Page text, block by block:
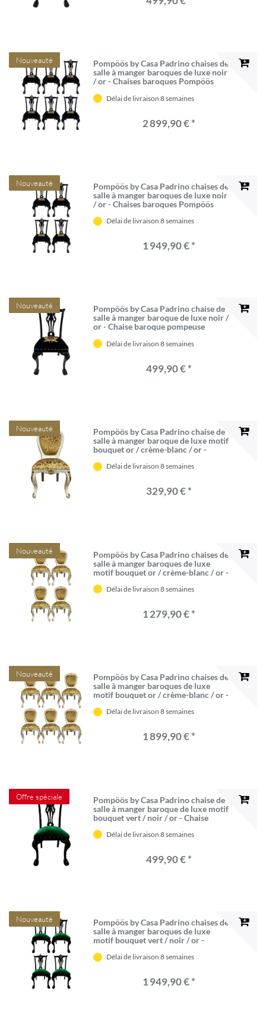
Nouveauté
Pompöös by Casa Padrino chaises de
salle à manger baroques de luxe noir
/ or - Chaises baroques Pompöös
Chaises de salle à manger
Délai de livraison 8 semaines
2 899,90 € *
Nouveauté
Pompöös by Casa Padrino chaises de
salle à manger baroques de luxe noir
/ or - Chaises baroques Pompöös
Chaises de salle à manger
Délai de livraison 8 semaines
1 949,90 € *
Nouveauté
Pompöös by Casa Padrino chaise de
salle à manger baroque de luxe noir /
or - Chaise baroque pompeuse
Mobilier de salle à manger baroque
Délai de livraison 8 semaines
499,90 € *
Nouveauté
Pompöös by Casa Padrino chaise de
salle à manger baroque de luxe motif
bouquet or / crème-blanc / or -
par Harald Glööckler - Mobilier de
Délai de livraison 8 semaines
329,90 € *
Nouveauté
Pompöös by Casa Padrino chaises de
salle à manger baroques de luxe
motif bouquet or / crème-blanc / or -
par Harald Glööckler - 4 Chaises de
Délai de livraison 8 semaines
1 279,90 € *
Nouveauté
Pompöös by Casa Padrino chaises de
salle à manger baroques de luxe
motif bouquet or / crème-blanc / or -
par Harald Glööckler - 6 Chaises de
Délai de livraison 8 semaines
1 899,90 € *
Offre spéciale
Pompöös by Casa Padrino chaise de
salle à manger baroque de luxe motif
bouquet vert / noir / or - Chaise
Harald Glööckler - Mobilier de salle à
Délai de livraison 8 semaines
499,90 € *
Nouveauté
Pompöös by Casa Padrino chaises de
salle à manger baroques de luxe
motif bouquet vert / noir / or -
par Harald Glööckler - 4 Chaises de
Délai de livraison 8 semaines
1 949,90 € *